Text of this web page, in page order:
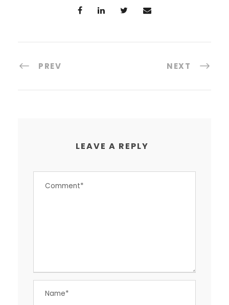
PREV NEXT
LEAVE A REPLY